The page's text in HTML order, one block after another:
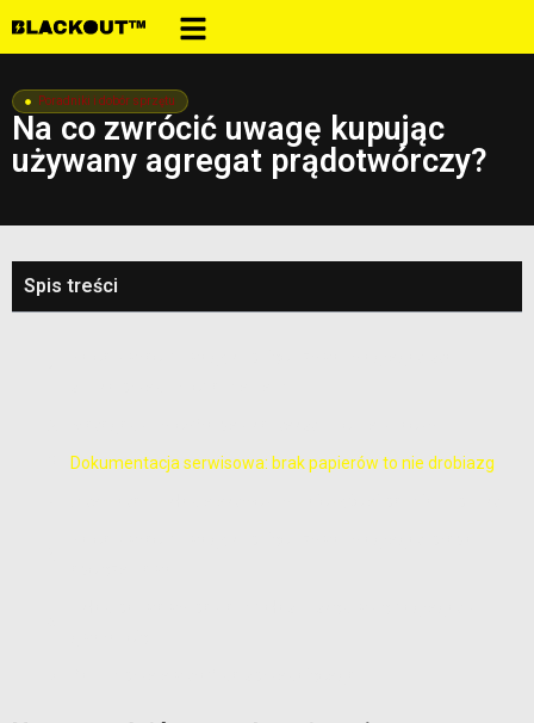
Poradniki i dobór sprzętu
Na co zwrócić uwagę kupując
używany agregat prądotwórczy?
Spis treści
Dokumentacja serwisowa: brak papierów to nie drobiazg